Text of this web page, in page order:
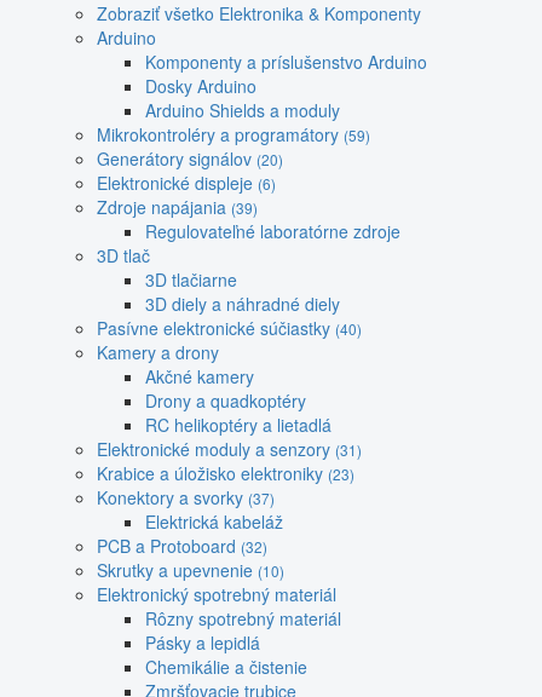
Zobraziť všetko Elektronika & Komponenty
Arduino
Komponenty a príslušenstvo Arduino
Dosky Arduino
Arduino Shields a moduly
Mikrokontroléry a programátory (59)
Generátory signálov (20)
Elektronické displeje (6)
Zdroje napájania (39)
Regulovateľné laboratórne zdroje
3D tlač
3D tlačiarne
3D diely a náhradné diely
Pasívne elektronické súčiastky (40)
Kamery a drony
Akčné kamery
Drony a quadkoptéry
RC helikoptéry a lietadlá
Elektronické moduly a senzory (31)
Krabice a úložisko elektroniky (23)
Konektory a svorky (37)
Elektrická kabeláž
PCB a Protoboard (32)
Skrutky a upevnenie (10)
Elektronický spotrebný materiál
Rôzny spotrebný materiál
Pásky a lepidlá
Chemikálie a čistenie
Zmršťovacie trubice